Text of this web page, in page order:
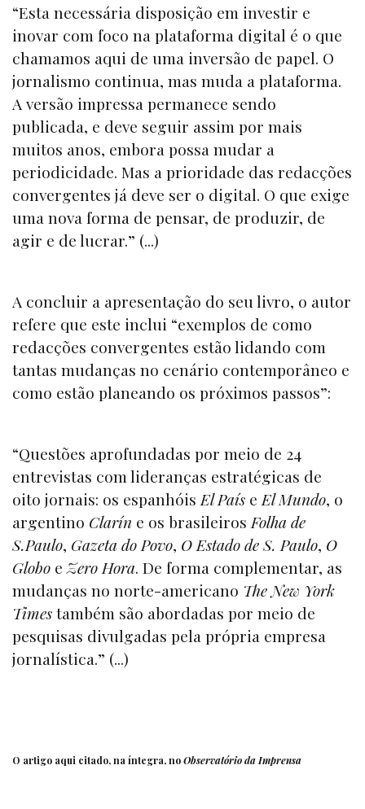
“Esta necessária disposição em investir e
inovar com foco na plataforma digital é o que
chamamos aqui de uma inversão de papel. O
jornalismo continua, mas muda a plataforma.
A versão impressa permanece sendo
publicada, e deve seguir assim por mais
muitos anos, embora possa mudar a
periodicidade. Mas a prioridade das redacções
convergentes já deve ser o digital. O que exige
uma nova forma de pensar, de produzir, de
agir e de lucrar.” (...)
A concluir a apresentação do seu livro, o autor
refere que este inclui “exemplos de como
redacções convergentes estão lidando com
tantas mudanças no cenário contemporâneo e
como estão planeando os próximos passos”:
“Questões aprofundadas por meio de 24
entrevistas com lideranças estratégicas de
oito jornais: os espanhóis El País e El Mundo, o
argentino Clarín e os brasileiros Folha de
S.Paulo, Gazeta do Povo, O Estado de S. Paulo, O
Globo eZero Hora. De forma complementar, as
mudanças no norte-americano The New York
Timestambém são abordadas por meio de
pesquisas divulgadas pela própria empresa
jornalística.” (...)
O artigo aqui citado, na íntegra, noObservatório da Imprensa